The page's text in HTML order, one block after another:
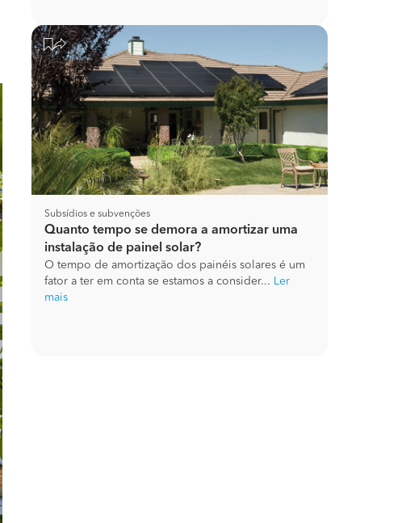
Subsídios e subvenções
Quanto tempo se demora a amortizar uma
instalação de painel solar?
O tempo de amortização dos painéis solares é um
fator a ter em conta se estamos a consider... Ler
mais